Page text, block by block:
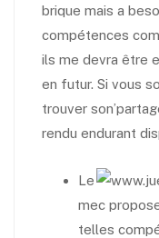
brique mais a
compétences
ils me devra être
en futur. Si vous
trouver
rendu endurant
Le
mec
telles